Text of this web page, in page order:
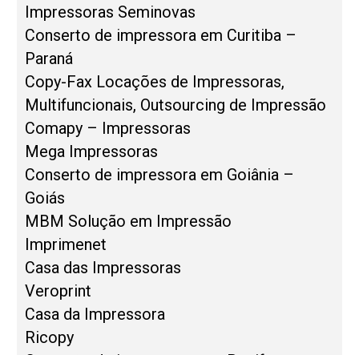
Impressoras Seminovas
Conserto de impressora em Curitiba –
Paraná
Copy-Fax Locações de Impressoras,
Multifuncionais, Outsourcing de Impressão
Comapy – Impressoras
Mega Impressoras
Conserto de impressora em Goiânia –
Goiás
MBM Solução em Impressão
Imprimenet
Casa das Impressoras
Veroprint
Casa da Impressora
Ricopy